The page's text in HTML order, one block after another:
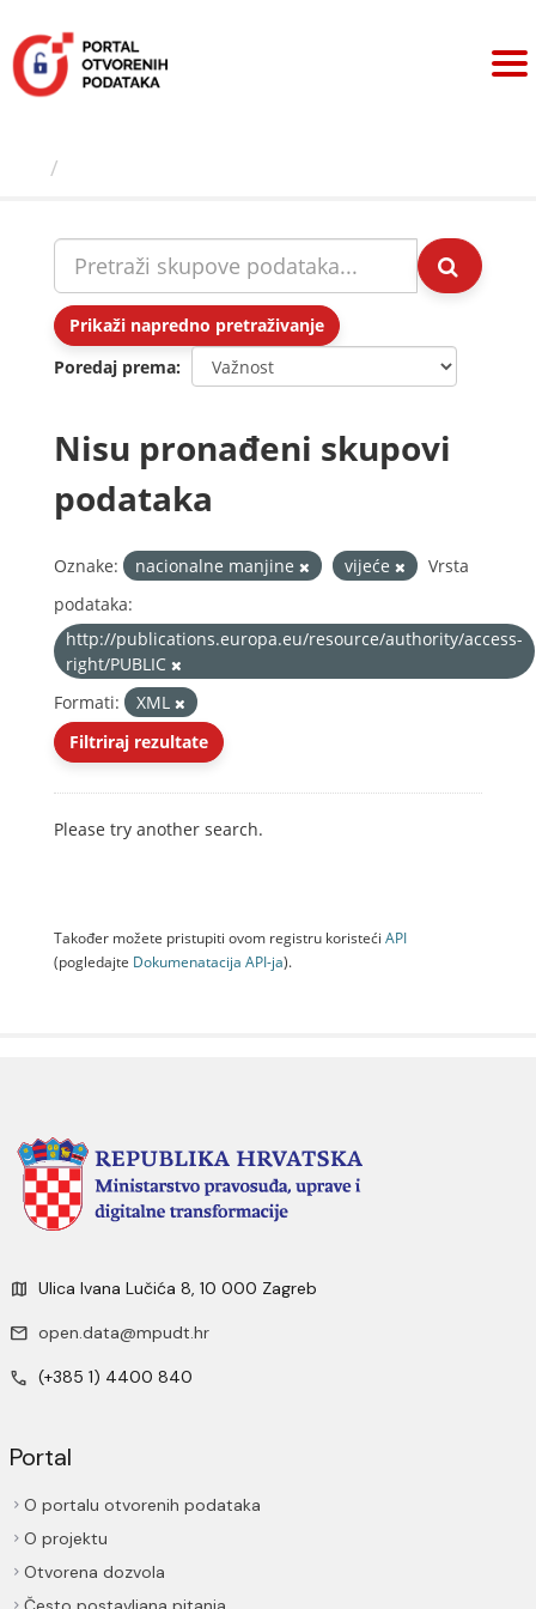
sadržaj
Prikaži napredno pretraživanje
Poredaj prema
Nisu pronađeni skupovi
podataka
Oznake: nacionalne manjine vijeće
Vrsta
podataka:
http://publications.europa.eu/resource/authority/access-
right/PUBLIC
Formati:
XML
Filtriraj rezultate
Please try another search.
Također možete pristupiti ovom registru koristeći API
(pogledajte Dokumenаtаcijа API-jа).